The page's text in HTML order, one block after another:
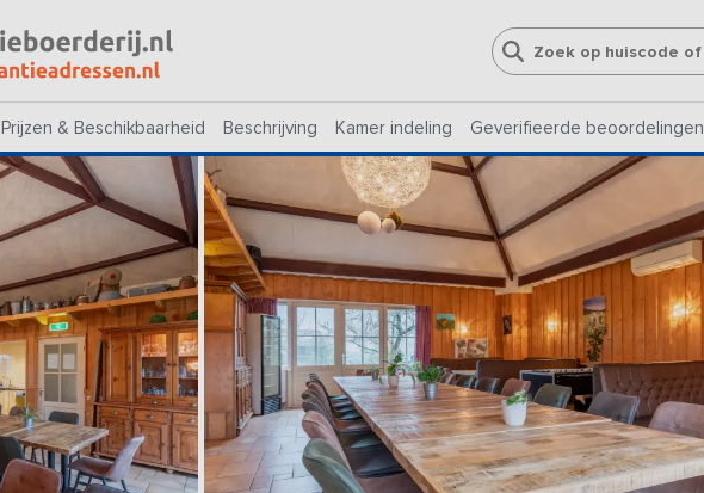
Prijzen & Beschikbaarheid Beschrijving Kamer indeling Geverifieerde beoordelingen